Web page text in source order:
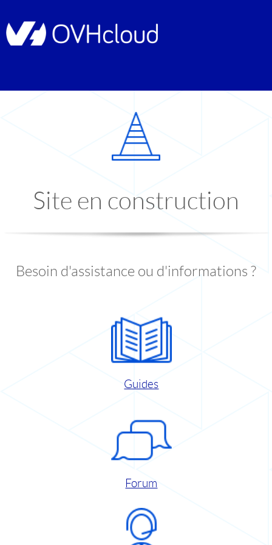
Site en construction
Besoin d'assistance ou d'informations ?
Guides
Forum